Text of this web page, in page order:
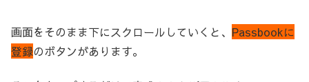
画面をそのまま下にスクロールしていくと、 Passbookに
登録のボタンがあります。